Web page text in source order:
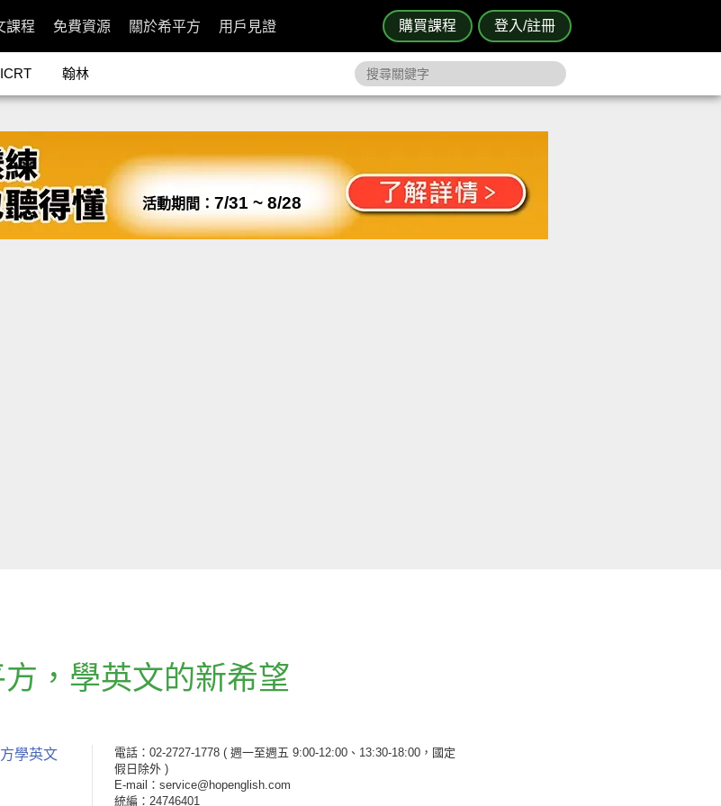
購買課程 登入/註冊
課程 免費資源 關於希平方 用戶見證
ICRT 翰林
活動期間： 7/31 ~ 8/28
， 學英文的新希望
學英文 電話：02-2727-1778 ( 週一至週五 9:00-12:00、13:30-18:00，國定
假日除外 )
E-mail：service@hopenglish.com
統編：24746401